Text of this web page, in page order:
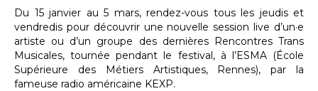
Du 15 janvier au 5 mars, rendez-vous tous les jeudis et
vendredis pour découvrir une nouvelle session live d’un·e
artiste ou d’un groupe des dernières Rencontres Trans
Musicales, tournée pendant le festival, à l’ESMA (École
Supérieure des Métiers Artistiques, Rennes), par la
fameuse radio américaine KEXP.